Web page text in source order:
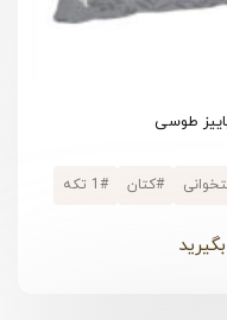
طوسی
#کتان #1 تکه